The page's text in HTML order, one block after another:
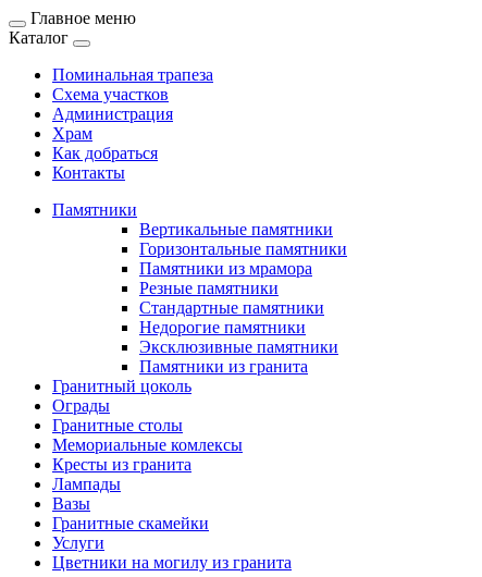
Главное меню
Каталог
Поминальная трапеза
Схема участков
Администрация
Храм
Как добраться
Контакты
Памятники
Вертикальные памятники
Горизонтальные памятники
Памятники из мрамора
Резные памятники
Стандартные памятники
Недорогие памятники
Эксклюзивные памятники
Памятники из гранита
Гранитный цоколь
Ограды
Гранитные столы
Мемориальные комлексы
Кресты из гранита
Лампады
Вазы
Гранитные скамейки
Услуги
Цветники на могилу из гранита